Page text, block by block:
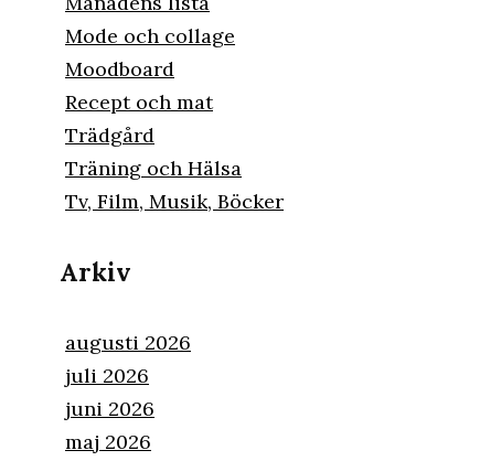
Mode och collage
Moodboard
Recept och mat
Trädgård
Träning och Hälsa
Tv, Film, Musik, Böcker
Arkiv
augusti 2026
juli 2026
juni 2026
maj 2026